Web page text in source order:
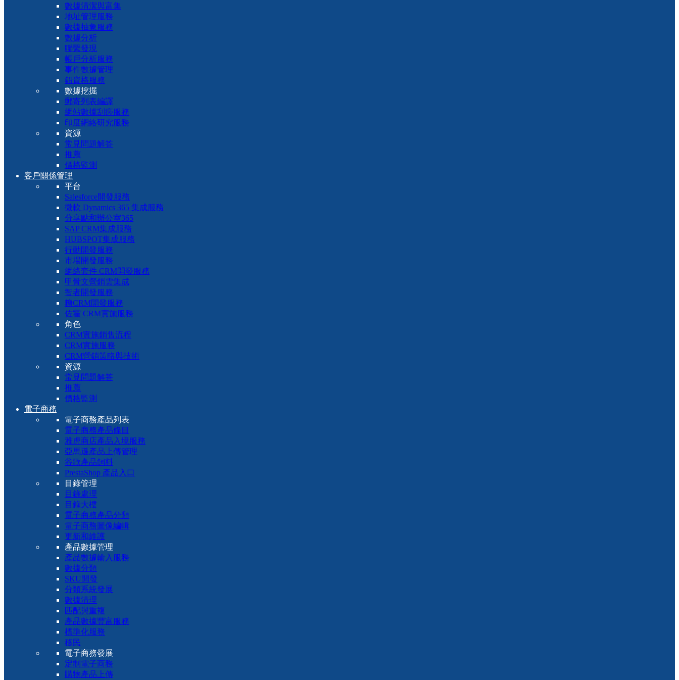
數據清潔與富集
地址管理服務
數據抽象服務
數據分析
聯繫發現
帳戶分析服務
事件數據管理
鉛資格服務
數據挖掘
郵寄列表編譯
網站數據刮痧服務
印度網絡研究服務
資源
常見問題解答
推薦
價格監測
客戶關係管理
平台
Salesforce開發服務
微軟 Dynamics 365 集成服務
分享點和辦公室365
SAP CRM集成服務
HUBSPOT集成服務
行動開發服務
市場開發服務
網絡套件 CRM開發服務
甲骨文營銷雲集成
智者開發服務
糖CRM開發服務
佐霍 CRM實施服務
角色
CRM實施銷售流程
CRM實施服務
CRM營銷策略與技術
資源
常見問題解答
推薦
價格監測
電子商務
電子商務產品列表
電子商務產品條目
雅虎商店產品入境服務
亞馬遜產品上傳管理
谷歌產品飼料
PrestaShop 產品入口
目錄管理
目錄處理
目錄大樓
電子商務產品分類
電子商務圖像編輯
更新和維護
產品數據管理
產品數據輸入服務
數據分類
SKU開發
分類系統發展
數據清理
匹配與重複
產品數據豐富服務
標準化服務
移民
電子商務發展
定制電子商務
購物產品上傳